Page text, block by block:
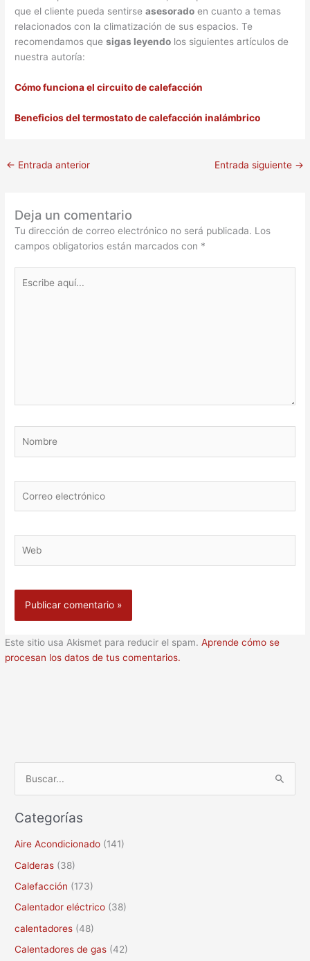
que el cliente pueda sentirseasesorado en cuanto a temas
relacionados con la climatización de sus espacios. Te
recomendamos quesigas leyendo los siguientes artículos de
nuestra autoría:
Cómo funciona el circuito de calefacción
Beneficios del termostato de calefacción inalámbrico
← Entrada anterior Entrada siguiente →
Deja un comentario
Tu dirección de correo electrónico no será publicada. Los
campos obligatorios están marcados con *
aquí...
electrónico
Este sitio usa Akismet para reducir el spam.Aprende cómo se
procesan los datos de tus comentarios.
s
c
o
r
:
Categorías
Aire Acondicionado (141)
Calderas (38)
Calefacción (173)
Calentador eléctrico (38)
calentadores (48)
Calentadores de gas (42)